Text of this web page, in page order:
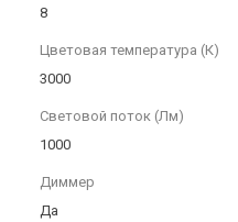
8
Цветовая температура (К)
3000
Световой поток (Лм)
1000
Диммер
Да